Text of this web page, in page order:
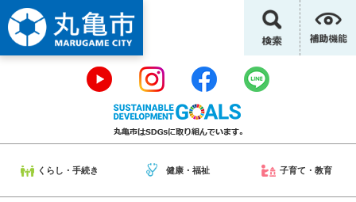
ー
ジ
の
。
ニ
ュ
ー
て
くらし・手続き 健康・福祉 子育て・教育